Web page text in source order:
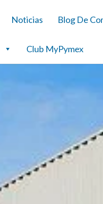
Noticias Blog De
Club MyPymex